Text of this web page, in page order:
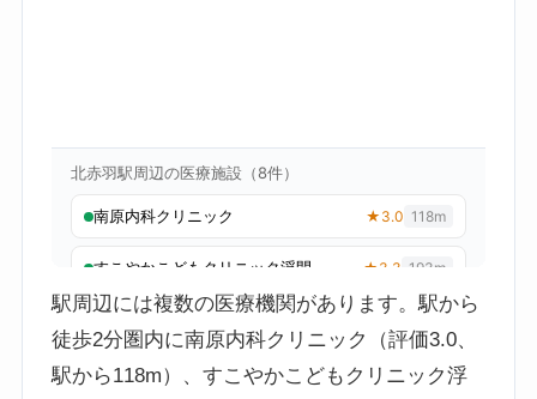
駅周辺には複数の医療機関があります。駅から
徒歩2分圏内に南原内科クリニック（評価3.0、
駅から118m）、すこやかこどもクリニック浮